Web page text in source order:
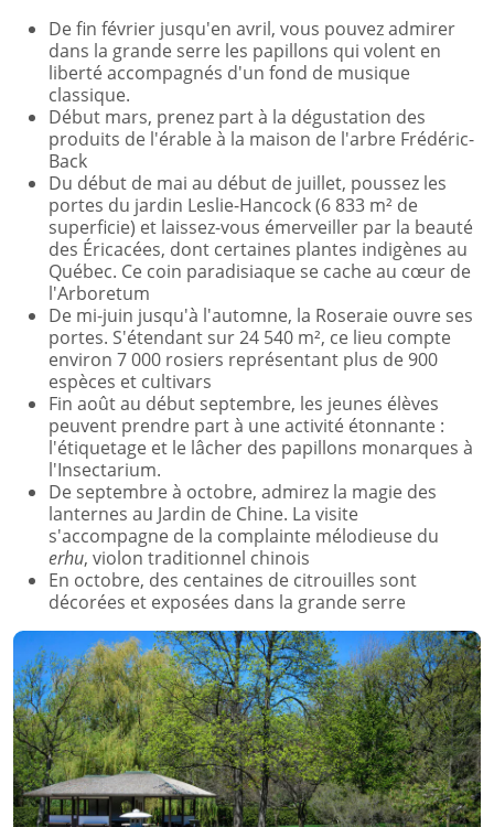
De fin février jusqu'en avril, vous pouvez admirer
dans la grande serre les papillons qui volent en
liberté accompagnés d'un fond de musique
classique.
Début mars, prenez part à la dégustation des
produits de l'érable à la maison de l'arbre Frédéric-
Back
Du début de mai au début de juillet, poussez les
portes du jardin Leslie-Hancock (6 833 m² de
superficie) et laissez-vous émerveiller par la beauté
des Éricacées, dont certaines plantes indigènes au
Québec. Ce coin paradisiaque se cache au cœur de
l'Arboretum
De mi-juin jusqu'à l'automne, la Roseraie ouvre ses
portes. S'étendant sur 24 540 m², ce lieu compte
environ 7 000 rosiers représentant plus de 900
espèces et cultivars
Fin août au début septembre, les jeunes élèves
peuvent prendre part à une activité étonnante :
l'étiquetage et le lâcher des papillons monarques à
l'Insectarium.
De septembre à octobre, admirez la magie des
lanternes au Jardin de Chine. La visite
s'accompagne de la complainte mélodieuse du
erhu, violon traditionnel chinois
En octobre, des centaines de citrouilles sont
décorées et exposées dans la grande serre